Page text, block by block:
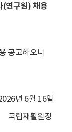
(연구원) 채용
공고하오니
년 6월 16일
국립재활원장